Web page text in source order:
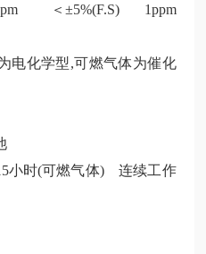
＜±5%(F.S) 1ppm
电化学型,可燃气体为催化
小时(可燃气体) 连续工作